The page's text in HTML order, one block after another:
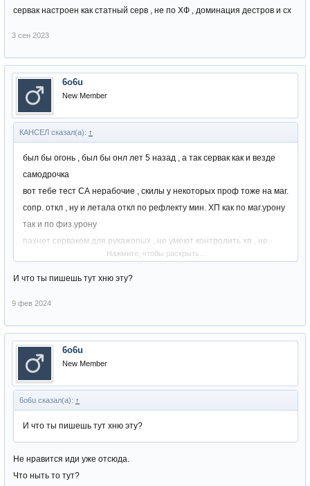
сервак настроен как статный серв , не по ХФ , доминация дестров и сх
3 сен 2023
6o6u
New Member
КАНСЕЛ сказал(а): ↑
был бы огонь , был бы онл лет 5 назад , а так сервак как и везде
самодрочка
вот тебе тест СА нерабочие , скилы у некоторых проф тоже на маг.
сопр. откл , ну и летала откл по рефлекту мин. ХП как по маг.урону
так и по физ.урону
пахнет серваком для рукажопых , не умеют контролить хп , не
умеют сливатся под фул баф
сервак настроен как статный серв , не по ХФ , доминация дестров и
Нажмите, чтобы раскрыть...
И что ты пишешь тут хню эту?
9 фев 2024
6o6u
New Member
6o6u сказал(а): ↑
И что ты пишешь тут хню эту?
Не нравится иди уже отсюда.
Что ныть то тут?